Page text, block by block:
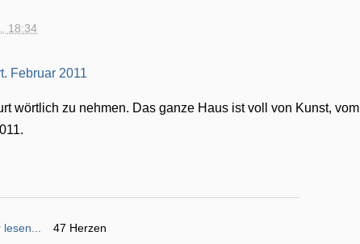
18:34
wörtlich zu nehmen. Das ganze Haus ist voll von Kunst, vom
47 Herzen